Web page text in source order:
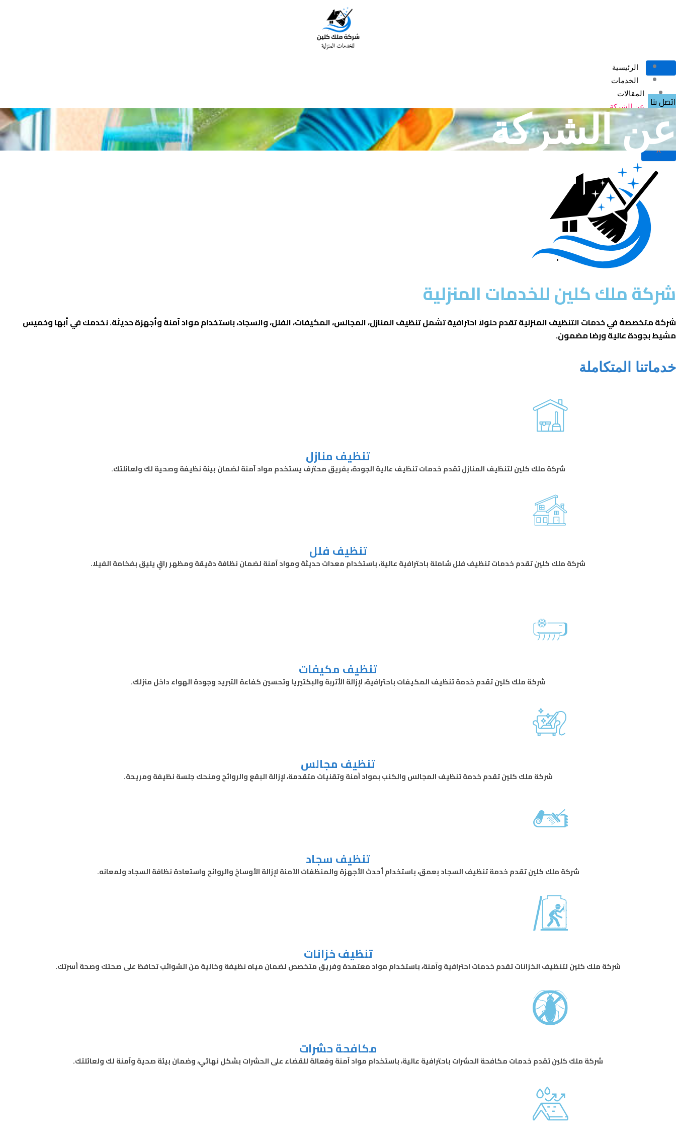
الرئيسية
الخدمات
المقالات
عن الشركة
تواصل معنا
X
اتصل بنا
عن الشركة
شركة ملك كلين للخدمات المنزلية
شركة متخصصة في خدمات التنظيف المنزلية تقدم حلولاً احترافية تشمل تنظيف المنازل، المجالس، المكيفات، الفلل، والسجاد،باستخدام مواد آمنة وأجهزة حديثة. نخدمك في أبها وخميس
مشيط بجودة عالية ورضا مضمون.
خدماتنا المتكاملة
تنظيف منازل
شركة ملك كلين لتنظيف المنازل تقدم خدمات تنظيف عالية الجودة، بفريق محترف يستخدم مواد آمنة لضمان بيئة نظيفة وصحية لك ولعائلتك.
تنظيف فلل
شركة ملك كلين تقدم خدمات تنظيف فلل شاملة باحترافية عالية، باستخدام معدات حديثة ومواد آمنة لضمان نظافة دقيقة ومظهر راقٍ يليق بفخامة الفيلا.
تنظيف مكيفات
شركة ملك كلين تقدم خدمة تنظيف المكيفات باحترافية، لإزالة الأتربة والبكتيريا وتحسين كفاءة التبريد وجودة الهواء داخل منزلك.
تنظيف مجالس
شركة ملك كلين تقدم خدمة تنظيف المجالس والكنب بمواد آمنة وتقنيات متقدمة، لإزالة البقع والروائح ومنحك جلسة نظيفة ومريحة.
تنظيف سجاد
شركة ملك كلين تقدم خدمة تنظيف السجاد بعمق، باستخدام أحدث الأجهزة والمنظفات الآمنة لإزالة الأوساخ والروائح واستعادة نظافة السجاد ولمعانه.
تنظيف خزانات
شركة ملك كلين لتنظيف الخزانات تقدم خدمات احترافية وآمنة، باستخدام مواد معتمدة وفريق متخصص لضمان مياه نظيفة وخالية من الشوائب تحافظ على صحتك وصحة أسرتك.
مكافحة حشرات
شركة ملك كلين تقدم خدمات مكافحة الحشرات باحترافية عالية، باستخدام مواد آمنة وفعالة للقضاء على الحشرات بشكل نهائي، وضمان بيئة صحية وآمنة لك ولعائلتك.